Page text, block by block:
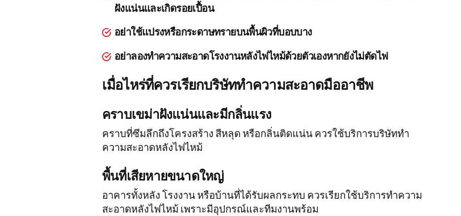
ฝังแน่นและเกิดรอยเปื้อน
อย่าใช้แปรงหรือกระดาษทรายบนพื้นผิวที่บอบบาง
อย่าลองทําความสะอาดโรงงานหลังไฟไหม้ด้วยตัวเองหากยังไม่ตัดไฟ
เมื่อไหร่ที่ควรเรียกบริษัททำความสะอาดมืออาชีพ
คราบเขม่าฝังแน่นและมีกลิ่นแรง
คราบที่ซึมลึกถึงโครงสร้าง สีหลุด หรือกลิ่นติดแน่น ควรใช้บริการบริษัททํา
ความสะอาดหลังไฟไหม้
พื้นที่เสียหายขนาดใหญ่
อาคารทั้งหลัง โรงงาน หรือบ้านที่ได้รับผลกระทบ ควรเรียกใช้บริการทําความ
สะอาดหลังไฟไหม้ เพราะมีอุปกรณ์และทีมงานพร้อม